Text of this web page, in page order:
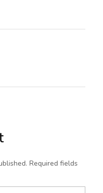
Required fields